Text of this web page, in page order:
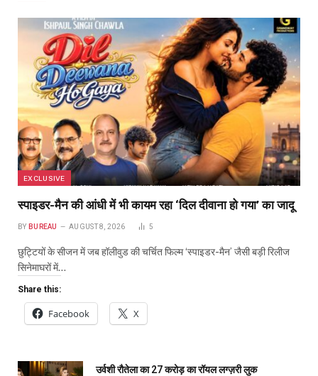
EXCLUSIVE
स्पाइडर-मैन की आंधी में भी कायम रहा ‘दिल दीवाना हो गया’ का जादू
BY BUREAU AUGUST 8, 2026 5
छुट्टियों के सीजन में जब हॉलीवुड की चर्चित फिल्म ‘स्पाइडर-मैन’ जैसी बड़ी रिलीज
सिनेमाघरों में…
Share this:
Facebook X
उर्वशी रौतेला का ₹27 करोड़ का रॉयल लग्ज़री लुक